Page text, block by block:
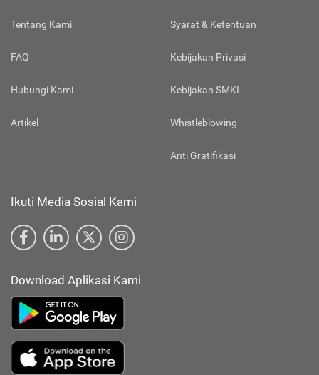
Tentang Kami
FAQ
Hubungi Kami
Artikel
Syarat & Ketentuan
Kebijakan Privasi
Kebijakan SMKI
Whistleblowing
Anti Gratifikasi
Ikuti Media Sosial Kami
Download Aplikasi Kami